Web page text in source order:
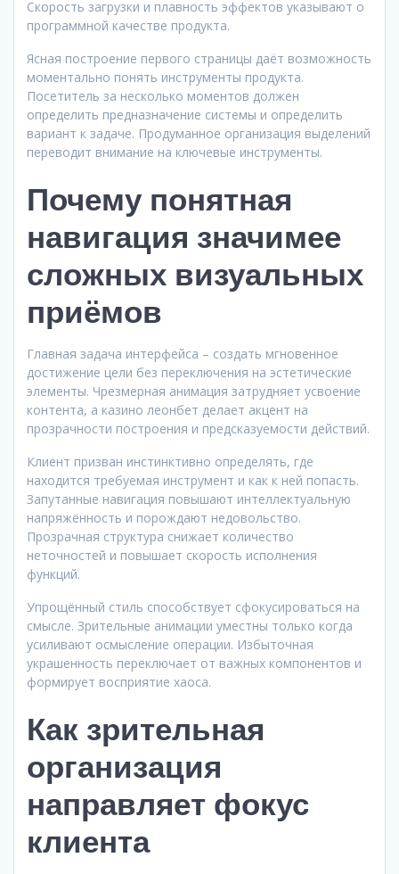
Скорость загрузки и плавность эффектов указывают о
программной качестве продукта.
Ясная построение первого страницы даёт возможность
моментально понять инструменты продукта.
Посетитель за несколько моментов должен
определить предназначение системы и определить
вариант к задаче. Продуманное организация выделений
переводит внимание на ключевые инструменты.
Почему понятная
навигация значимее
сложных визуальных
приёмов
Главная задача интерфейса – создать мгновенное
достижение цели без переключения на эстетические
элементы. Чрезмерная анимация затрудняет усвоение
контента, а казино леонбет делает акцент на
прозрачности построения и предсказуемости действий.
Клиент призван инстинктивно определять, где
находится требуемая инструмент и как к ней попасть.
Запутанные навигация повышают интеллектуальную
напряжённость и порождают недовольство.
Прозрачная структура снижает количество
неточностей и повышает скорость исполнения
функций.
Упрощённый стиль способствует сфокусироваться на
смысле. Зрительные анимации уместны только когда
усиливают осмысление операции. Избыточная
украшенность переключает от важных компонентов и
формирует восприятие хаоса.
Как зрительная
организация
направляет фокус
клиента